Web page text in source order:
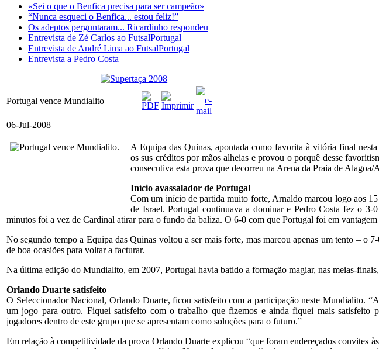
«Sei o que o Benfica precisa para ser campeão»
“Nunca esqueci o Benfica... estou feliz!”
Os adeptos perguntaram... Ricardinho respondeu
Entrevista de Zé Carlos ao FutsalPortugal
Entrevista de André Lima ao FutsalPortugal
Entrevista a Pedro Costa
Portugal vence Mundialito
06-Jul-2008
A Equipa das Quinas, apontada como favorita à vitória final
os sus créditos por mãos alheias e provou o porquê desse
consecutiva esta prova que decorreu na Arena da Praia de
Início avassalador de Portugal
Com um início de partida muito forte, Arnaldo marcou logo aos
de Israel. Portugal continuava a dominar e Pedro Costa fez o
minutos foi a vez de Cardinal atirar para o fundo da baliza. O 6-0 com que Portugal foi em
No segundo tempo a Equipa das Quinas voltou a ser mais forte, mas marcou apenas um tento – o
de boa ocasiões para voltar a facturar.
Na última edição do Mundialito, em 2007, Portugal havia batido a formação magiar, nas meias-
Orlando Duarte satisfeito
O Seleccionador Nacional, Orlando Duarte, ficou satisfeito com a participação neste Mundialito.
um jogo para outro. Fiquei satisfeito com o trabalho que fizemos e ainda fiquei mais satisfeito
jogadores dentro de este grupo que se apresentam como soluções para o futuro.”
Em relação à competitividade da prova Orlando Duarte explicou “que foram endereçados convites